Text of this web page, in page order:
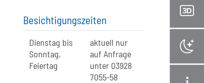
Besichtigungszeiten
Dienstag bis
Sonntag,
Feiertag
aktuell nur
auf Anfrage
unter 03928
7055-58